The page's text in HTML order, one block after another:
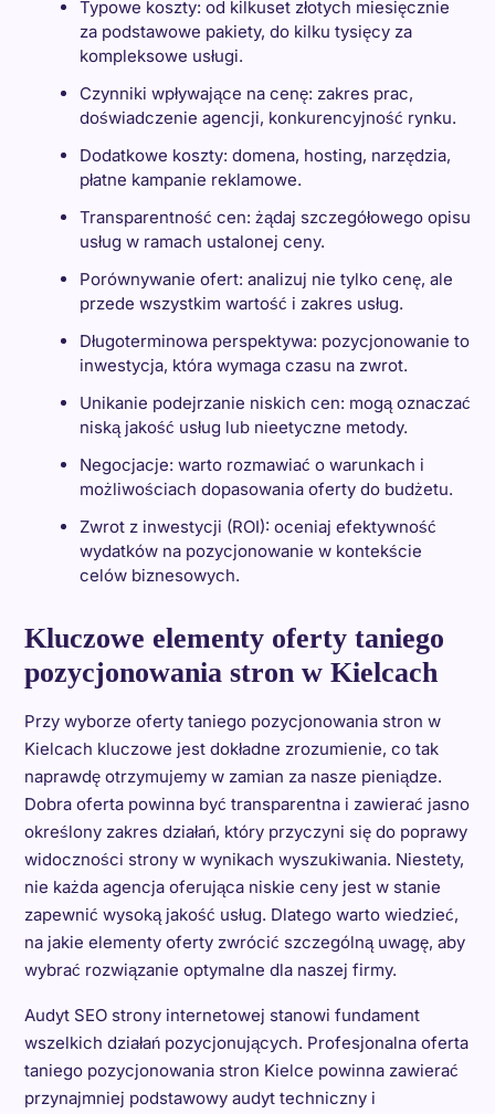
Typowe koszty: od kilkuset złotych miesięcznie
za podstawowe pakiety, do kilku tysięcy za
kompleksowe usługi.
Czynniki wpływające na cenę: zakres prac,
doświadczenie agencji, konkurencyjność rynku.
Dodatkowe koszty: domena, hosting, narzędzia,
płatne kampanie reklamowe.
Transparentność cen: żądaj szczegółowego opisu
usług w ramach ustalonej ceny.
Porównywanie ofert: analizuj nie tylko cenę, ale
przede wszystkim wartość i zakres usług.
Długoterminowa perspektywa: pozycjonowanie to
inwestycja, która wymaga czasu na zwrot.
Unikanie podejrzanie niskich cen: mogą oznaczać
niską jakość usług lub nieetyczne metody.
Negocjacje: warto rozmawiać o warunkach i
możliwościach dopasowania oferty do budżetu.
Zwrot z inwestycji (ROI): oceniaj efektywność
wydatków na pozycjonowanie w kontekście
celów biznesowych.
Kluczowe elementy oferty taniego
pozycjonowania stron w Kielcach
Przy wyborze oferty taniego pozycjonowania stron w
Kielcach kluczowe jest dokładne zrozumienie, co tak
naprawdę otrzymujemy w zamian za nasze pieniądze.
Dobra oferta powinna być transparentna i zawierać jasno
określony zakres działań, który przyczyni się do poprawy
widoczności strony w wynikach wyszukiwania. Niestety,
nie każda agencja oferująca niskie ceny jest w stanie
zapewnić wysoką jakość usług. Dlatego warto wiedzieć,
na jakie elementy oferty zwrócić szczególną uwagę, aby
wybrać rozwiązanie optymalne dla naszej firmy.
Audyt SEO strony internetowej stanowi fundament
wszelkich działań pozycjonujących. Profesjonalna oferta
taniego pozycjonowania stron Kielce powinna zawierać
przynajmniej podstawowy audyt techniczny i